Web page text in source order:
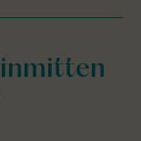
inmitten